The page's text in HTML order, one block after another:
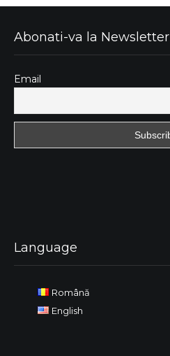
Abonati-va la Newsletter
Email
Language
Română
English